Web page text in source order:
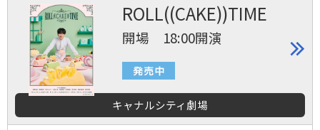
ROLL((CAKE))TIME
開場 18:00開演
キャナルシティ劇場